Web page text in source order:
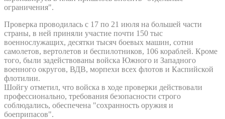
ограничения".
Проверка проводилась с 17 по 21 июля на большей части
страны, в ней приняли участие почти 150 тыс
военнослужащих, десятки тысяч боевых машин, сотни
самолетов, вертолетов и беспилотников, 106 кораблей. Кроме
того, были задействованы войска Южного и Западного
военного округов, ВДВ, морпехи всех флотов и Каспийской
флотилии.
Шойгу отметил, что войска в ходе проверки действовали
профессионально, требования безопасности строго
соблюдались, обеспечена "сохранность оружия и
боеприпасов".